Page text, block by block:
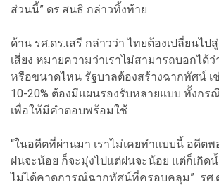
ส่วนนี้” ดร.สนธิ กล่าวทิ้งท้าย
ด้าน รศ.ดร.เสรี กล่าวว่า ไทยต้องเปลี่ยนไป
เสี่ยง หมายความว่าเราไม่สามารถบอกได้ว่
หรือขนาดไหน รัฐบาลต้องสร้างฉากทัศน์ เ
10-20% ต้องมีแผนรองรับหลายแบบ ทั้งกร
เพื่อให้มีคำตอบพร้อมใช้
“ในอดีตที่ผ่านมา เราไม่เคยทำแบบนี้ อดีต
ฝนจะน้อย ก็จะมุ่งไปแต่ฝนจะน้อย แต่ก็เกิดน้
ไม่ได้คาดการณ์ฉากทัศน์ที่ครอบคลุม” รศ.ด